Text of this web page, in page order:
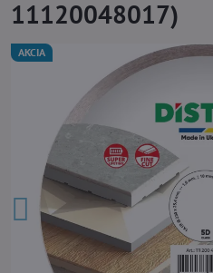
AKCIA
11120048017)